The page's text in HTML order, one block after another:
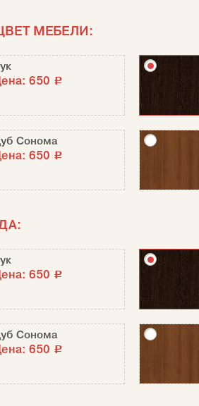
МЕБЕЛИ:
650 c
Сонома
650 c
650 c
Сонома
650 c